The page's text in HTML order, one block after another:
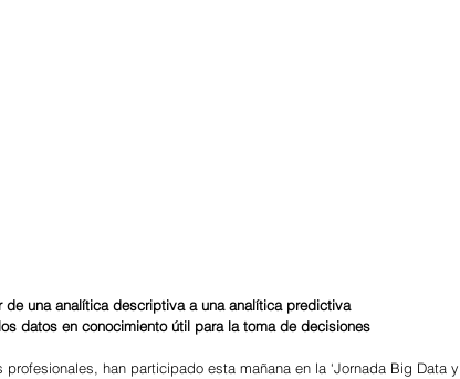
una analítica descriptiva a una analítica predictiva
datos en conocimiento útil para la toma de decisiones
profesionales, han participado esta mañana en la ‘Jornada Big Data y